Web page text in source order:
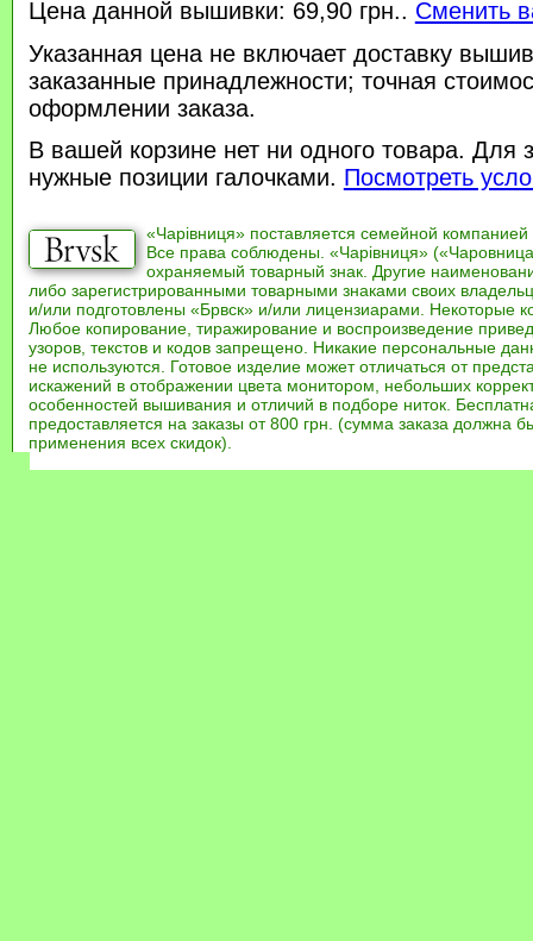
Цена данной вышивки: 69,90 грн.. Сменить
Указанная цена не включает доставку
заказанные принадлежности; точная
оформлении заказа.
В вашей корзине нет ни одного товара. Для
нужные позиции галочками. Посмотреть
«Чарівниця» поставляется семейной компанией
Все права соблюдены. «Чарівниця»
охраняемый товарный знак. Другие
либо зарегистрированными товарными знаками своих
и/или подготовлены «Брвск» и/или лицензиарами. Некоторые
Любое копирование, тиражирование и воспроизведение
узоров, текстов и кодов запрещено. Никакие персональные
не используются. Готовое изделие может отличаться от
искажений в отображении цвета монитором, небольших
особенностей вышивания и отличий в подборе ниток.
предоставляется на заказы от 800 грн. (сумма заказа должна
применения всех скидок).